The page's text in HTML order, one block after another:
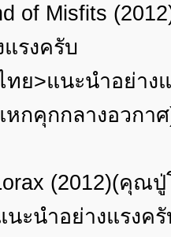
of Misfits
รงครับ
ย>แนะนำอย่าง
หกคุกกลางอวกา
(2012)(คุณ
ะนำอย่างแรงค